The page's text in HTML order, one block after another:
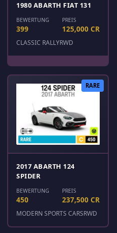
1980 ABARTH FIAT 131
BEWERTUNG
399
PREIS
125,000 CR
CLASSIC RALLYRWD
RARE
2017 ABARTH 124
SPIDER
BEWERTUNG
450
PREIS
237,500 CR
MODERN SPORTS CARSRWD